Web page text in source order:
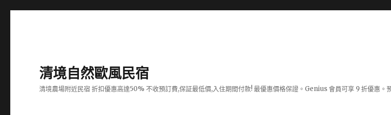
清境自然歐風民宿
清境農場附近民宿 折扣優惠高達50% 不收預訂費,保証最低價,入住期間付款! 最優惠價格保證。Genius 會員可享 9 折優惠。